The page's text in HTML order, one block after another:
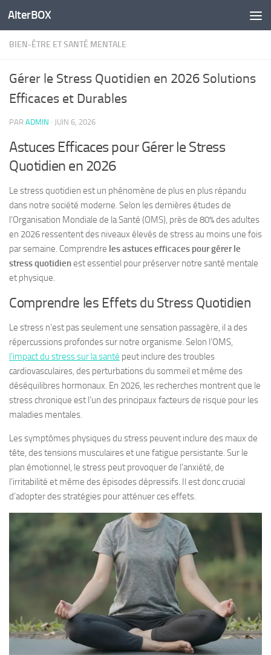
Skip to content
AlterBOX
BIEN-ÊTRE ET SANTÉ MENTALE
Gérer le Stress Quotidien en 2026 Solutions
Efficaces et Durables
PAR ADMIN · JUIN 6, 2026
Astuces Efficaces pour Gérer le Stress
Quotidien en 2026
Le stress quotidien est un phénomène de plus en plus répandu
dans notre société moderne. Selon les dernières études de
l’Organisation Mondiale de la Santé (OMS), près de 80% des adultes
en 2026 ressentent des niveaux élevés de stress au moins une fois
par semaine. Comprendre les astuces efficaces pour gérer le
stress quotidienest essentiel pour préserver notre santé mentale
et physique.
Comprendre les Effets du Stress Quotidien
Le stress n’est pas seulement une sensation passagère, il a des
répercussions profondes sur notre organisme. Selon l’OMS,
l’impact du stress sur la santé peut inclure des troubles
cardiovasculaires, des perturbations du sommeil et même des
déséquilibres hormonaux. En 2026, les recherches montrent que le
stress chronique est l’un des principaux facteurs de risque pour les
maladies mentales.
Les symptômes physiques du stress peuvent inclure des maux de
tête, des tensions musculaires et une fatigue persistante. Sur le
plan émotionnel, le stress peut provoquer de l’anxiété, de
l’irritabilité et même des épisodes dépressifs. Il est donc crucial
d’adopter des stratégies pour atténuer ces effets.